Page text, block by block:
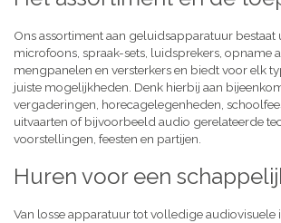
Ons assortiment aan geluidsapparatuur bestaat
microfoons, spraak-sets, luidsprekers, opname
mengpanelen en versterkers en biedt voor elk
juiste mogelijkheden. Denk hierbij aan
vergaderingen, horecagelegenheden,
uitvaarten of bijvoorbeeld audio gerelateerde
voorstellingen, feesten en partijen.
Huren voor een
Van losse apparatuur tot volledige audiovisuele